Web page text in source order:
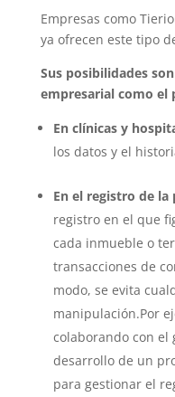
Empresas como
ya ofrecen este tipo
Sus posibilidades
empresarial como el
En clínicas y
los datos y el
En el registro de la
registro en el que
cada inmueble o
transacciones de
modo, se evita
manipulación.Por
colaborando con el
desarrollo de un
para gestionar el